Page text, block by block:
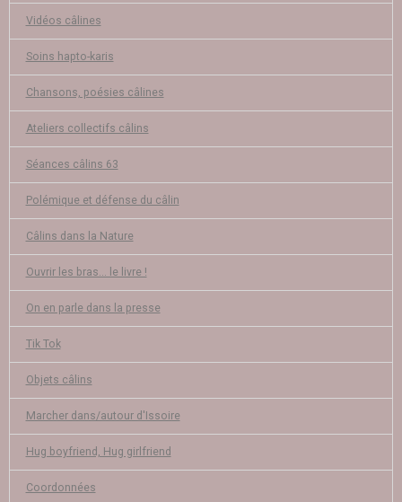
Vidéos câlines
Soins hapto-karis
Chansons, poésies câlines
Ateliers collectifs câlins
Séances câlins 63
Polémique et défense du câlin
Câlins dans la Nature
Ouvrir les bras... le livre !
On en parle dans la presse
Tik Tok
Objets câlins
Marcher dans/autour d'Issoire
Hug boyfriend, Hug girlfriend
Coordonnées